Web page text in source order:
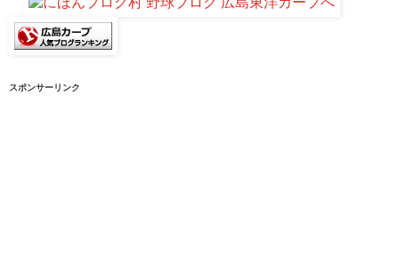
スポンサーリンク